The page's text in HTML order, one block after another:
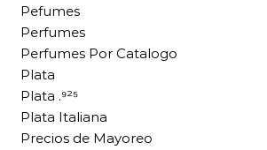
Pefumes
Perfumes
Perfumes Por Catalogo
Plata
Plata .⁹²⁵
Plata Italiana
Precios de Mayoreo